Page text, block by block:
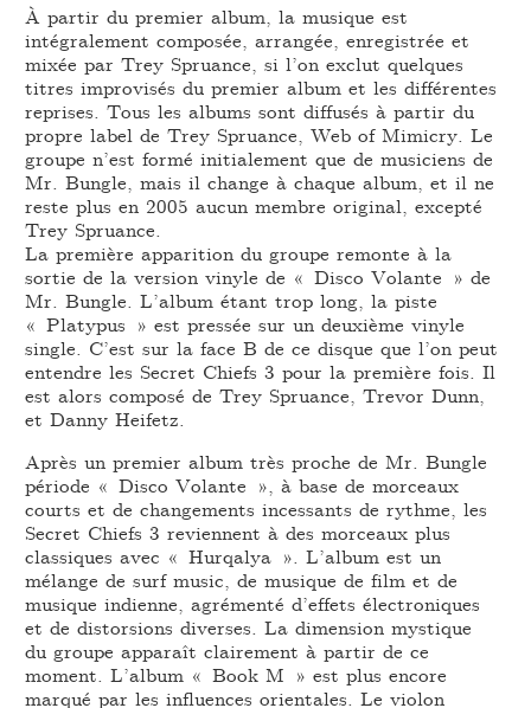
À partir du premier album, la musique est
intégralement composée, arrangée, enregistrée et
mixée par Trey Spruance, si l’on exclut quelques
titres improvisés du premier album et les différentes
reprises. Tous les albums sont diffusés à partir du
propre label de Trey Spruance, Web of Mimicry. Le
groupe n’est formé initialement que de musiciens de
Mr. Bungle, mais il change à chaque album, et il ne
reste plus en 2005 aucun membre original, excepté
Trey Spruance.
La première apparition du groupe remonte à la
sortie de la version vinyle de « Disco Volante » de
Mr. Bungle. L’album étant trop long, la piste
« Platypus » est pressée sur un deuxième vinyle
single. C’est sur la face B de ce disque que l’on peut
entendre les Secret Chiefs 3 pour la première fois. Il
est alors composé de Trey Spruance, Trevor Dunn,
et Danny Heifetz.
Après un premier album très proche de Mr. Bungle
période « Disco Volante », à base de morceaux
courts et de changements incessants de rythme, les
Secret Chiefs 3 reviennent à des morceaux plus
classiques avec « Hurqalya ». L’album est un
mélange de surf music, de musique de film et de
musique indienne, agrémenté d’effets électroniques
et de distorsions diverses. La dimension mystique
du groupe apparaît clairement à partir de ce
moment. L’album « Book M » est plus encore
marqué par les influences orientales. Le violon